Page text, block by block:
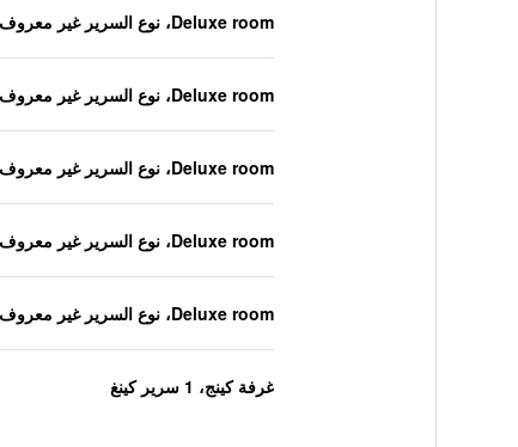
Deluxe room، نوع السرير غير معروف
Deluxe room، نوع السرير غير معروف
Deluxe room، نوع السرير غير معروف
Deluxe room، نوع السرير غير معروف
Deluxe room، نوع السرير غير معروف
غرفة كينج، 1 سرير كينغ